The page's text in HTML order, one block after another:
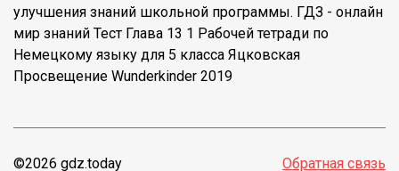
улучшения знаний школьной программы. ГДЗ - онлайн
мир знаний Тест Глава 13 1 Рабочей тетради по
Немецкому языку для 5 класса Яцковская
Просвещение Wunderkinder 2019
©2026 gdz.today Обратная связь